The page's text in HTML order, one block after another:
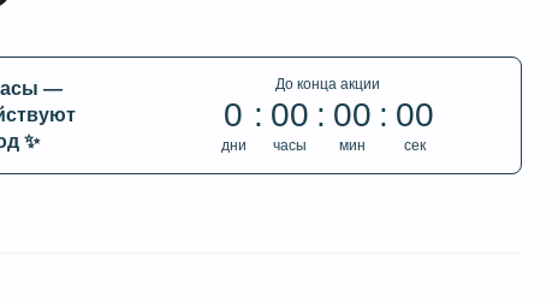
—
✨
До конца акции
0
дни
00
часы
00
мин
00
сек